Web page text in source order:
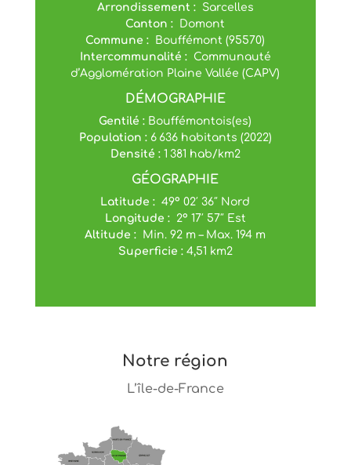
Arrondissement :Sarcelles
Canton : Domont
Commune : Bouffémont (95570)
Intercommunalité :Communauté
d’Agglomération Plaine Vallée (CAPV)
DÉMOGRAPHIE
Gentilé : Bouffémontois(es)
Population :6 636 habitants (2022)
Densité :1 381 hab/km2
GÉOGRAPHIE
Latitude : 49° 02′ 36″ Nord
Longitude :2° 17′ 57″ Est
Altitude : Min. 92 m – Max. 194 m
Superficie :4,51 km2
Notre région
L’île-de-France